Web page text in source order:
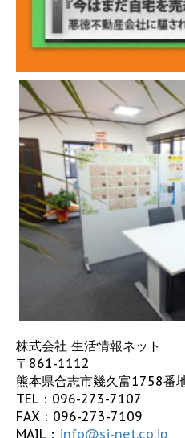
株式会社 生活情報ネット
〒861-1112
熊本県合志市幾久富1758番
TEL： 096-273-7107
FAX：096-273-7109
MAIL： info@sj-net.co.jp